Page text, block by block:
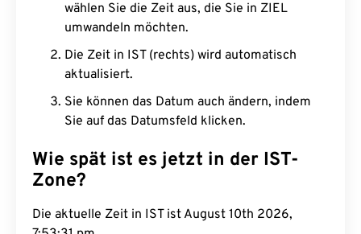
wählen Sie die Zeit aus, die Sie in ZIEL
umwandeln möchten.
Die Zeit in IST (rechts) wird automatisch
aktualisiert.
Sie können das Datum auch ändern, indem
Sie auf das Datumsfeld klicken.
Wie spät ist es jetzt in der IST-
Zone?
Die aktuelle Zeit in IST ist August 10th 2026,